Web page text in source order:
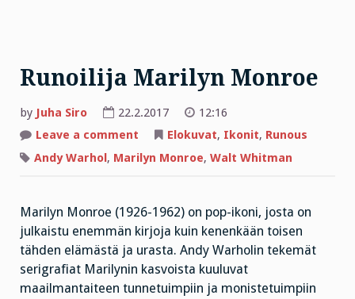
Runoilija Marilyn Monroe
by Juha Siro 22.2.2017
12:16
Leave a comment
Marilyn
Monroe
Elokuvat, Ikonit, Runous
Andy Warhol , Marilyn Monroe, Walt Whitman
Marilyn Monroe (1926-1962) on pop-ikoni, josta on
julkaistu enemmän kirjoja kuin kenenkään toisen
tähden elämästä ja urasta. Andy Warholin tekemät
serigrafiat Marilynin kasvoista kuuluvat
maailmantaiteen tunnetuimpiin ja monistetuimpiin